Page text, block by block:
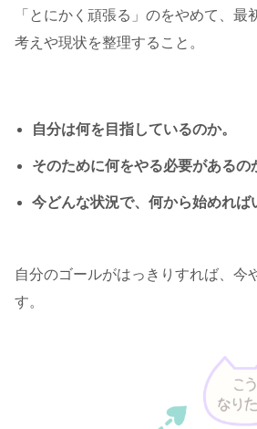
「とにかく頑張る」のをやめて、最
考えや現状を整理すること。
自分は何を目指しているのか。
そのために何をやる必要があるの
今どんな状況で、何から始めれば
自分のゴールがはっきりすれば、今
す。